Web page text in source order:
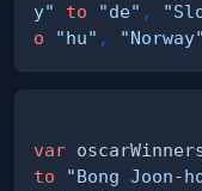
y"
to "de" ,
o
"hu" , "Norway"
var
to
"Bong Joon-